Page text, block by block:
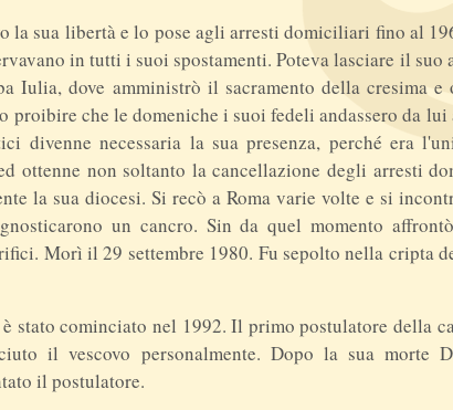
sua libertà e lo pose agli arresti domiciliari fino al
in tutti i suoi spostamenti. Poteva lasciare il suo
Iulia, dove amministrò il sacramento della cresima e
proibire che le domeniche i suoi fedeli andassero da lui
divenne necessaria la sua presenza, perché era
ottenne non soltanto la cancellazione degli arresti
la sua diocesi. Si recò a Roma varie volte e si
un cancro. Sin da quel momento
Morì il 29 settembre 1980. Fu sepolto nella cripta
stato cominciato nel 1992. Il primo postulatore della
il vescovo personalmente. Dopo la sua morte
il postulatore.